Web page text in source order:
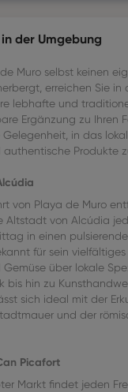
der Umgebung
Muro selbst keinen
erreichen Sie in
lebhafte und
Ergänzung zu Ihren
in das
Produkte
von Playa de Muro
Altstadt von Alcúdia
in einen
für sein
über lokale
bis hin zu
sich ideal mit der
und der
Picafort
Markt findet jeden